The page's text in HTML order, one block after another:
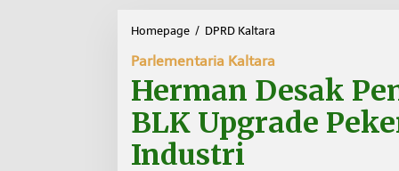
Homepage / DPRD Kaltara
a
D
Parlementaria Kaltara
Herman Desak
BLK Upgrade
Industri